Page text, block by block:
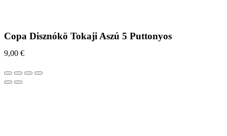
Copa Disznókö Tokaji Aszú 5 Puttonyos
9,00 €